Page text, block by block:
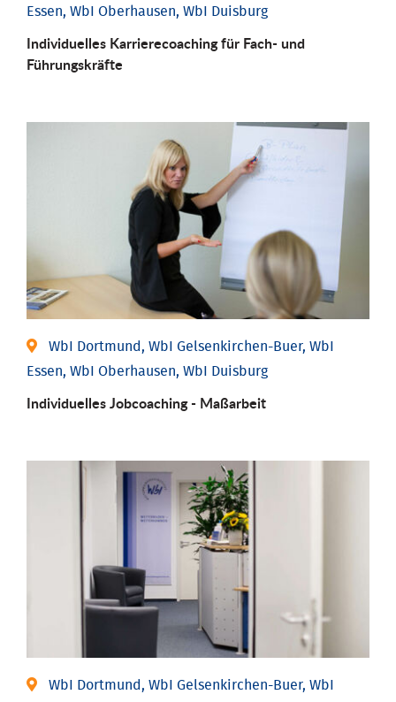
Essen, WbI Oberhausen, WbI Duisburg
Individu­elles Karrierecoaching für Fach-­ und
Führungs­kräfte
WbI Dortmund, WbI Gelsenkirchen-Buer, WbI
Essen, WbI Oberhausen, WbI Duisburg
Individu­elles Job­coaching - Maßarbeit
WbI Dortmund, WbI Gelsenkirchen-Buer, WbI